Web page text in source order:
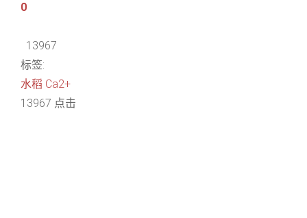
0
13967
标签:
水稻 Ca2+
13967 点击